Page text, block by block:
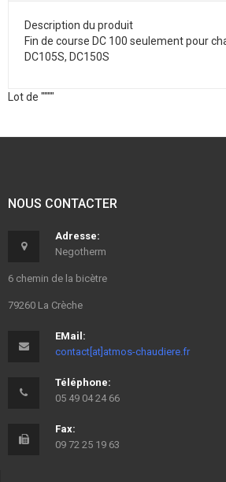
Description du produit
Fin de course DC 100 seulement pour
DC105S, DC150S
Lot de """"
NOUS CONTACTER
Adresse:
Negotherm
6 chemin de la bicètre
79260 La Crèche
EMail:
contact[at]atmos-chaudiere.fr
Téléphone:
05 49 04 24 66
Fax:
09 72 25 19 63